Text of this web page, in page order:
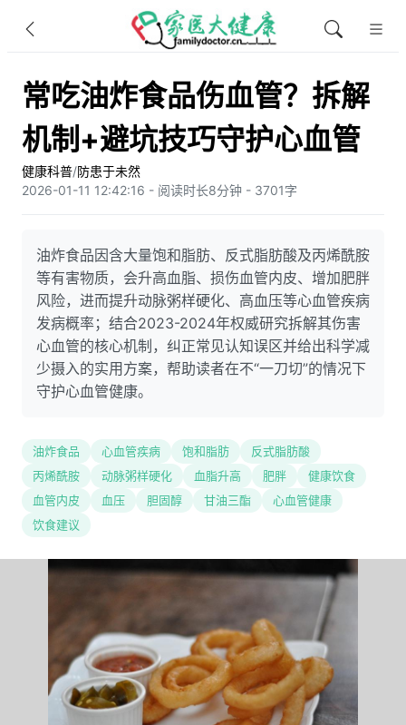
常吃油炸食品伤血管？拆解
机制+避坑技巧守护心血管
健康科普/防患于未然
2026-01-11 12:42:16 - 阅读时长8分钟 - 3701字
油炸食品因含大量饱和脂肪、反式脂肪酸及丙烯酰胺
等有害物质，会升高血脂、损伤血管内皮、增加肥胖
风险，进而提升动脉粥样硬化、高血压等心血管疾病
发病概率；结合2023-2024年权威研究拆解其伤害
心血管的核心机制，纠正常见认知误区并给出科学减
少摄入的实用方案，帮助读者在不“一刀切”的情况下
守护心血管健康。
油炸食品 心血管疾病 饱和脂肪
反式脂肪酸
丙烯酰胺
动脉粥样硬化 血脂升高 肥胖
健康饮食
血管内皮
血压 胆固醇 甘油三酯
心血管健康
饮食建议